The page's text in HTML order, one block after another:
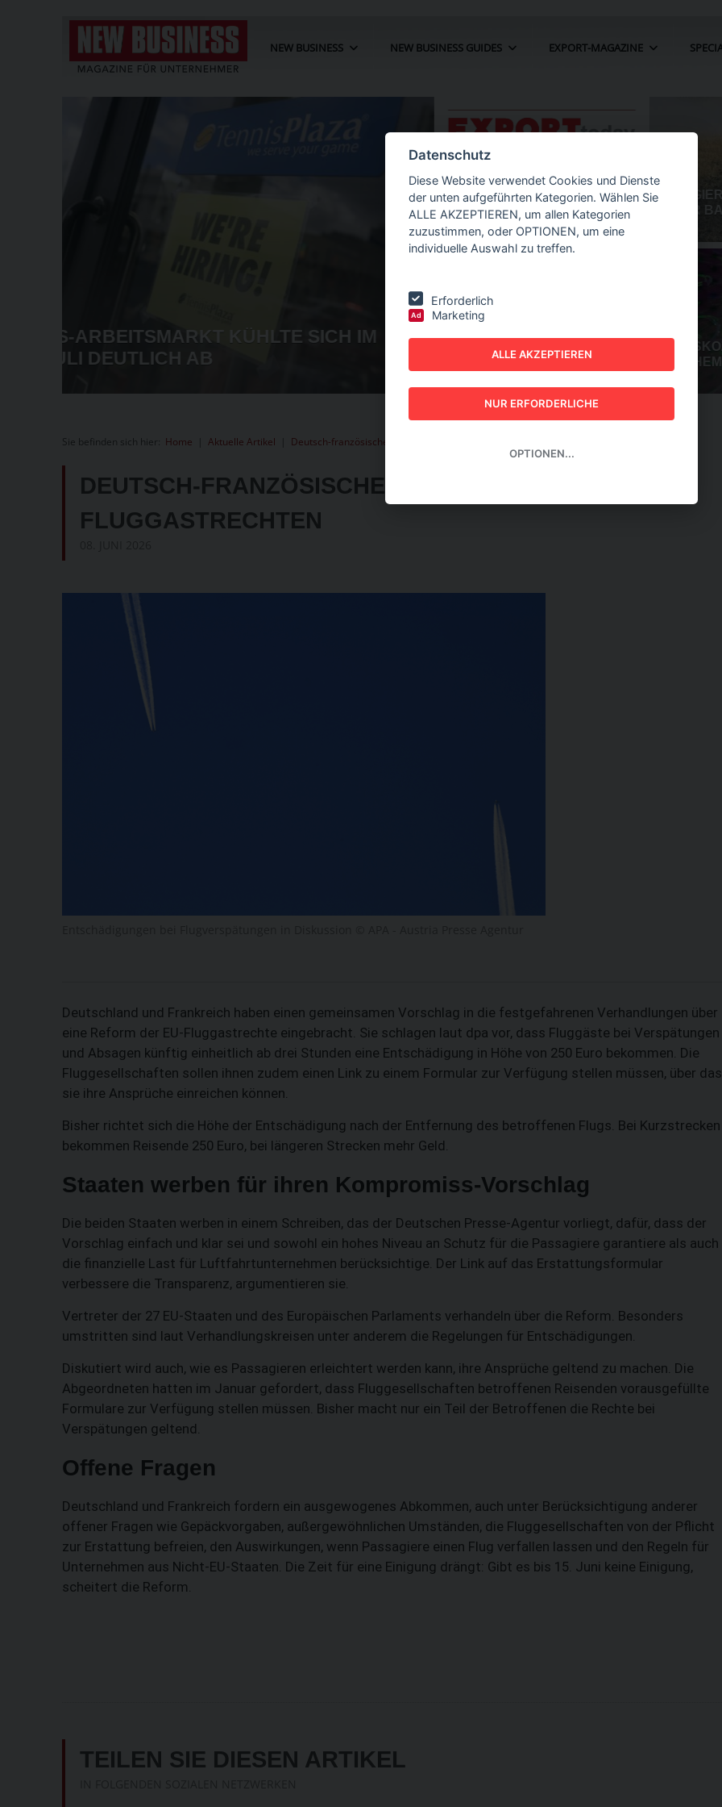
NEW BUSINESS NEW BUSINESS GUIDES EXPORT-MAGAZINE
POST-EBIT SINKT IM HALBJAHR UM 22
PROZENT AUF 73,3 MIO. EURO
GUIDES - AUTOMATION
GUIDE 2026
Sie befinden sich hier: Home Aktuelle Artikel Deutsch-französischer Vorstoß zu EU-Fluggastrechten
DEUTSCH-FRANZÖSISCHER VORSTOSS ZU EU-F
LUGGASTRECHTEN
Deutschland und Frankreich haben einen gemeinsamen Vorschlag in die festgefahrenen Verhandlungen über
eine Reform der EU-Fluggastrechte eingebracht. Sie schlagen laut dpa vor, dass Fluggäste bei Verspätungen
und Absagen künftig einheitlich ab drei Stunden eine Entschädigung in Höhe von 250 Euro bekommen. Die
Fluggesellschaften sollen ihnen zudem einen Link zu einem Formular zur Verfügung stellen müssen, über das
sie ihre Ansprüche einreichen können.
Bisher richtet sich die Höhe der Entschädigung nach der Entfernung des betroffenen Flugs. Bei Kurzstrecken
bekommen Reisende 250 Euro, bei längeren Strecken mehr Geld.
Staaten werben für ihren Kompromiss-Vorschlag
Die beiden Staaten werben in einem Schreiben, das der Deutschen Presse-Agentur vorliegt, dafür, dass der
Vorschlag einfach und klar sei und sowohl ein hohes Niveau an Schutz für die Passagiere garantiere als auch
die finanzielle Last für Luftfahrtunternehmen berücksichtige. Der Link auf das Erstattungsformular
verbessere die Transparenz, argumentieren sie.
Vertreter der 27 EU-Staaten und des Europäischen Parlaments verhandeln über die Reform. Besonders
umstritten sind laut Verhandlungskreisen unter anderem die Regelungen für Entschädigungen.
Diskutiert wird auch, wie es Passagieren erleichtert werden kann, ihre Ansprüche geltend zu machen. Die
Abgeordneten hatten im Januar gefordert, dass Fluggesellschaften betroffenen Reisenden vorausgefüllte
Formulare zur Verfügung stellen müssen. Bisher macht nur ein Teil der Betroffenen die Rechte bei
Verspätungen geltend.
Offene Fragen
Deutschland und Frankreich fordern ein ausgewogenes Abkommen, auch unter Berücksichtigung anderer
offener Fragen wie Gepäckvorgaben, außergewöhnlichen Umständen, die Fluggesellschaften von der Pflicht
zur Erstattung befreien, den Auswirkungen, wenn Passagiere einen Flug verfallen lassen und den Regeln für
Unternehmen aus Nicht-EU-Staaten. Die Zeit für eine Einigung drängt: Gibt es bis 15. Juni keine Einigung,
scheitert die Reform.
TEILEN SIE DIESEN ARTIKEL
SUCHEN
Datenschutz
Diese Website verwendet Cookies und Dienste
der unten aufgeführten Kategorien. Wählen Sie
ALLE AKZEPTIEREN, um allen Kategorien
zuzustimmen, oder OPTIONEN, um eine
individuelle Auswahl zu treffen.
Erforderlich
Ad Marketing
ALLE AKZEPTIEREN
NUR ERFORDERLICHE
OPTIONEN...